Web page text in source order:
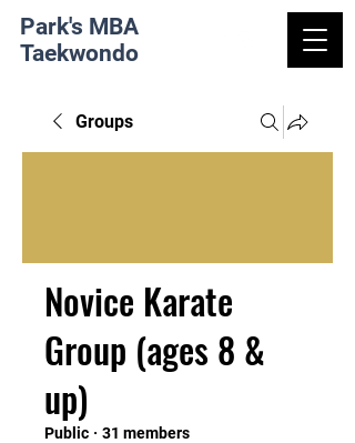
Park's MBA
Taekwondo
Groups
Novice Karate
Group (ages 8 &
up)
Public · 31 members